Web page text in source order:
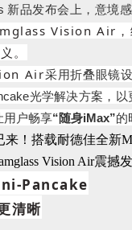
新品发布会上，意境
Vision Air，
。
Air采用折叠眼镜设
光学解决方案，以
用户畅享“随身iMax”的
Pancake
清晰